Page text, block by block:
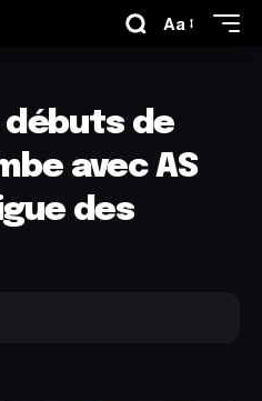
Aa
débuts de
avec AS
des